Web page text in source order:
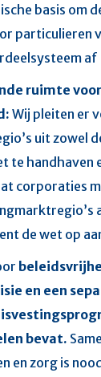
basis om
particulieren
af
ruimte
Wij pleiten er
uit zowel
te handhaven
corporaties
de wet op
en een
bevat.
en zorg is